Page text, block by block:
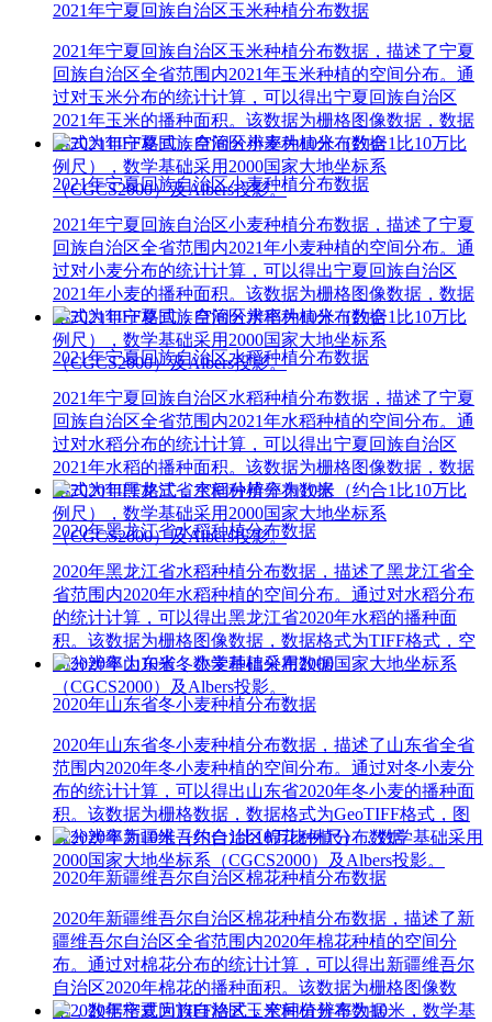
2021年宁夏回族自治区玉米种植分布数据
2021年宁夏回族自治区玉米种植分布数据，描述了宁夏
回族自治区全省范围内2021年玉米种植的空间分布。通
过对玉米分布的统计计算，可以得出宁夏回族自治区
2021年玉米的播种面积。该数据为栅格图像数据，数据
格式为TIFF格式，空间分辨率为10米（约合1比10万比
例尺），数学基础采用2000国家大地坐标系
（CGCS2000）及Albers投影。
2021年宁夏回族自治区小麦种植分布数据
2021年宁夏回族自治区小麦种植分布数据，描述了宁夏
回族自治区全省范围内2021年小麦种植的空间分布。通
过对小麦分布的统计计算，可以得出宁夏回族自治区
2021年小麦的播种面积。该数据为栅格图像数据，数据
格式为TIFF格式，空间分辨率为10米（约合1比10万比
例尺），数学基础采用2000国家大地坐标系
（CGCS2000）及Albers投影。
2021年宁夏回族自治区水稻种植分布数据
2021年宁夏回族自治区水稻种植分布数据，描述了宁夏
回族自治区全省范围内2021年水稻种植的空间分布。通
过对水稻分布的统计计算，可以得出宁夏回族自治区
2021年水稻的播种面积。该数据为栅格图像数据，数据
格式为TIFF格式，空间分辨率为10米（约合1比10万比
例尺），数学基础采用2000国家大地坐标系
（CGCS2000）及Albers投影。
2020年黑龙江省水稻种植分布数据
2020年黑龙江省水稻种植分布数据，描述了黑龙江省全
省范围内2020年水稻种植的空间分布。通过对水稻分布
的统计计算，可以得出黑龙江省2020年水稻的播种面
积。该数据为栅格图像数据，数据格式为TIFF格式，空
间分辨率为10米，数学基础采用2000国家大地坐标系
（CGCS2000）及Albers投影。
2020年山东省冬小麦种植分布数据
2020年山东省冬小麦种植分布数据，描述了山东省全省
范围内2020年冬小麦种植的空间分布。通过对冬小麦分
布的统计计算，可以得出山东省2020年冬小麦的播种面
积。该数据为栅格数据，数据格式为GeoTIFF格式，图
像分辨率为10米（约合1比10万比例尺），数学基础采用
2000国家大地坐标系（CGCS2000）及Albers投影。
2020年新疆维吾尔自治区棉花种植分布数据
2020年新疆维吾尔自治区棉花种植分布数据，描述了新
疆维吾尔自治区全省范围内2020年棉花种植的空间分
布。通过对棉花分布的统计计算，可以得出新疆维吾尔
自治区2020年棉花的播种面积。该数据为栅格图像数
据，数据格式为TIFF格式，空间分辨率为10米，数学基